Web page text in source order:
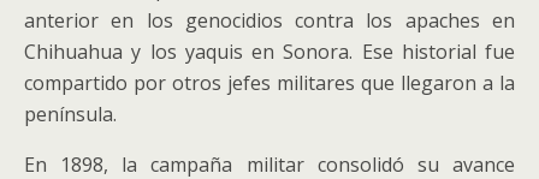
anterior en los genocidios contra los apaches en
Chihuahua y los yaquis en Sonora. Ese historial fue
compartido por otros jefes militares que llegaron a la
península.
En 1898, la campaña militar consolidó su avance